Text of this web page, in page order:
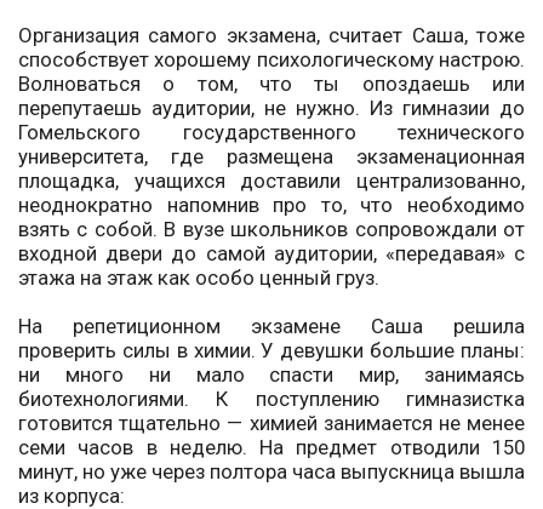
Организация самого экзамена, считает Саша, тоже
способствует хорошему психологическому настрою.
Волноваться о том, что ты опоздаешь или
перепутаешь аудитории, не нужно. Из гимназии до
Гомельского государственного технического
университета, где размещена экзаменационная
площадка, учащихся доставили централизованно,
неоднократно напомнив про то, что необходимо
взять с собой. В вузе школьников сопровождали от
входной двери до самой аудитории, «передавая» с
этажа на этаж как особо ценный груз.
На репетиционном экзамене Саша решила
проверить силы в химии. У девушки большие планы:
ни много ни мало спасти мир, занимаясь
биотехнологиями. К поступлению гимназистка
готовится тщательно — химией занимается не менее
семи часов в неделю. На предмет отводили 150
минут, но уже через полтора часа выпускница вышла
из корпуса: